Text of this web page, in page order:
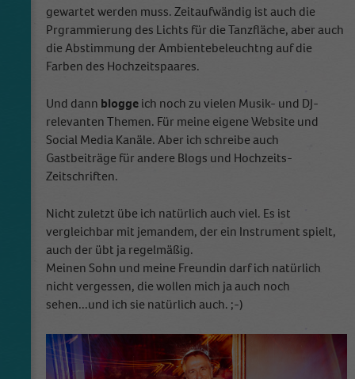
gewartet werden muss. Zeitaufwändig ist auch die
Prgrammierung des Lichts für die Tanzfläche, aber auch
die Abstimmung der Ambientebeleuchtng auf die
Farben des Hochzeitspaares.
Und dann bloggeich noch zu vielen Musik- und DJ-
relevanten Themen. Für meine eigene Website und
Social Media Kanäle. Aber ich schreibe auch
Gastbeiträge für andere Blogs und Hochzeits-
Zeitschriften.
Nicht zuletzt übe ich natürlich auch viel. Es ist
vergleichbar mit jemandem, der ein Instrument spielt,
auch der übt ja regelmäßig.
Meinen Sohn und meine Freundin darf ich natürlich
nicht vergessen, die wollen mich ja auch noch
sehen...und ich sie natürlich auch. ;-)